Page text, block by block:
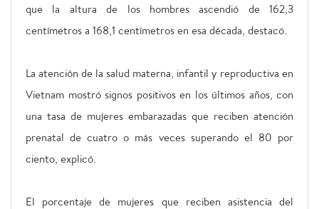
que la altura de los hombres ascendió de 162,3
centímetros a 168,1 centímetros en esa década, destacó.
La atención de la salud materna, infantil y reproductiva en
Vietnam mostró signos positivos en los últimos años, con
una tasa de mujeres embarazadas que reciben atención
prenatal de cuatro o más veces superando el 80 por
ciento, explicó.
El porcentaje de mujeres que reciben asistencia del